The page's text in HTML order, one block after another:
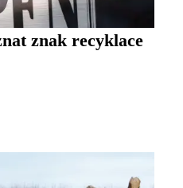
znak recyklace